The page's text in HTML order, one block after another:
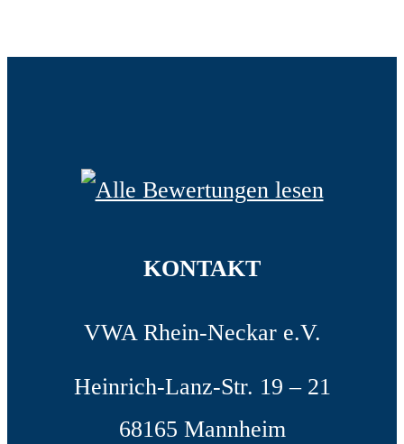
KONTAKT
VWA Rhein-Neckar e.V.
Heinrich-Lanz-Str. 19 – 21
68165 Mannheim